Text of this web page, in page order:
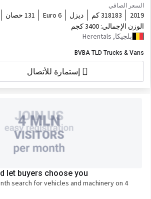
السعر الصافي
2019 318183 كم ديزل Euro 6 131 حصان
الوزن الإجمالي: 3400 كجم
بلجيكا, Herentals
BVBA TLD Trucks & Vans
إستمارة للأتصال
let buyers choose you!
search for vehicles and machinery on